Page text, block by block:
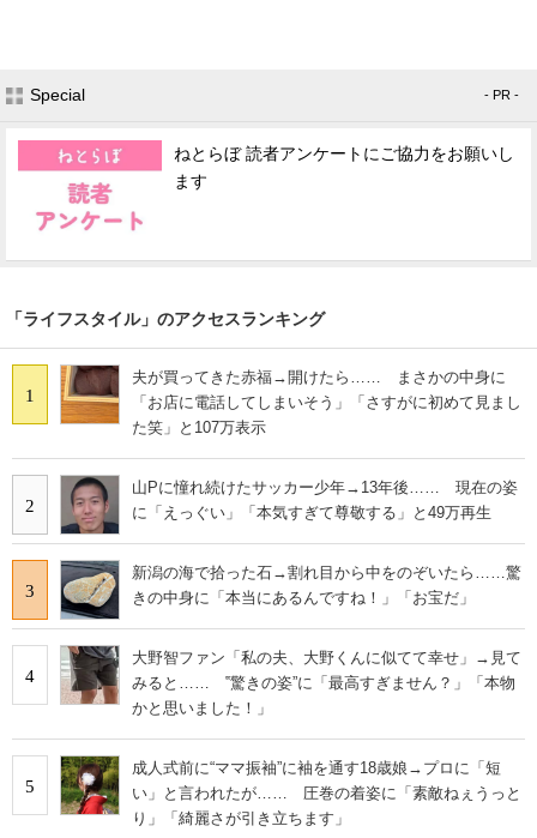
Special - PR -
ねとらぼ 読者アンケートにご協力をお願いし
ます
「ライフスタイル」のアクセスランキング
1
夫が買ってきた赤福→開けたら…… まさかの中身に
「お店に電話してしまいそう」「さすがに初めて見まし
た笑」と107万表示
2
山Pに憧れ続けたサッカー少年→13年後…… 現在の姿
に「えっぐい」「本気すぎて尊敬する」と49万再生
3
新潟の海で拾った石→割れ目から中をのぞいたら……驚
きの中身に「本当にあるんですね！」「お宝だ」
4
大野智ファン「私の夫、大野くんに似てて幸せ」→見て
みると…… ‟驚きの姿”に「最高すぎません？」「本物
かと思いました！」
5
成人式前に“ママ振袖”に袖を通す18歳娘→プロに「短
い」と言われたが…… 圧巻の着姿に「素敵ねぇうっと
り」「綺麗さが引き立ちます」